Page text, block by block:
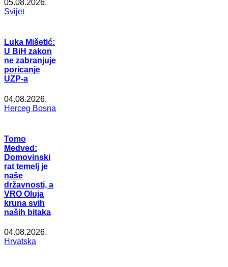
05.08.2026.
Svijet
Luka Mišetić:
U BiH zakon
ne zabranjuje
poricanje
UZP-a
04.08.2026.
Herceg Bosna
Tomo
Medved:
Domovinski
rat temelj je
naše
državnosti, a
VRO Oluja
kruna svih
naših bitaka
04.08.2026.
Hrvatska